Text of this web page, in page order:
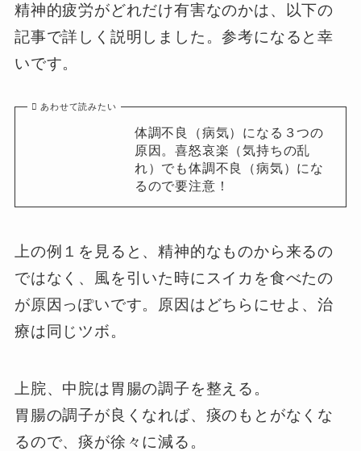
精神的疲労がどれだけ有害なのかは、以下の
記事で詳しく説明しました。参考になると幸
いです。
あわせて読みたい
体調不良（病気）になる３つの
原因。喜怒哀楽（気持ちの乱
れ）でも体調不良（病気）にな
るので要注意！
上の例１を見ると、精神的なものから来るの
ではなく、風を引いた時にスイカを食べたの
が原因っぽいです。原因はどちらにせよ、治
療は同じツボ。
上脘、中脘は胃腸の調子を整える。
胃腸の調子が良くなれば、痰のもとがなくな
るので、痰が徐々に減る。